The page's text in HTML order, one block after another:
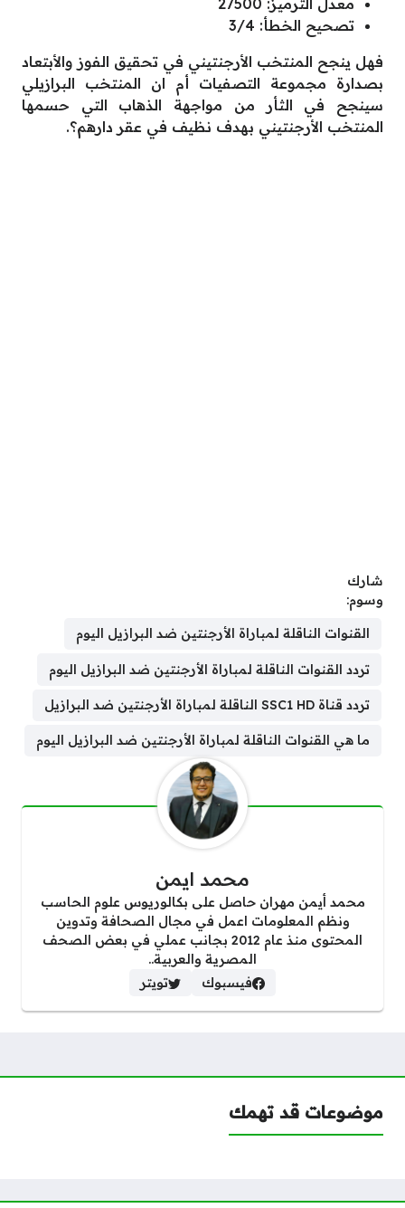
تصحيح الخطأ: 3/4
فهل ينجح المنتخب الأرجنتيني في تحقيق الفوز والأبتعاد
بصدارة مجموعة التصفيات أم ان المنتخب البرازيلي
سينجح في الثأر من مواجهة الذهاب التي حسمها
المنتخب الأرجنتيني بهدف نظيف في عقر دارهم؟.
شارك
وسوم:
القنوات الناقلة لمباراة الأرجنتين ضد البرازيل اليوم
تردد القنوات الناقلة لمباراة الأرجنتين ضد البرازيل اليوم
تردد قناة SSC1 HD الناقلة لمباراة الأرجنتين ضد البرازيل
ما هي القنوات الناقلة لمباراة الأرجنتين ضد البرازيل اليوم
محمد ايمن
محمد أيمن مهران حاصل على بكالوريوس علوم الحاسب
ونظم المعلومات اعمل في مجال الصحافة وتدوين
المحتوى منذ عام 2012 بجانب عملي في بعض الصحف
المصرية والعربية..
فيسبوك
تويتر
موضوعات قد تهمك